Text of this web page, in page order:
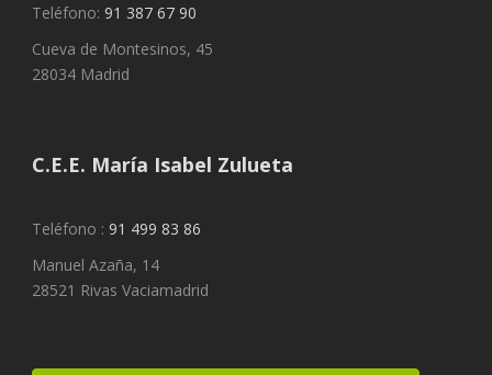
Teléfono: 91 387 67 90
Cueva de Montesinos, 45
28034 Madrid
C.E.E. María Isabel Zulueta
Teléfono : 91 499 83 86
Manuel Azaña, 14
28521 Rivas Vaciamadrid